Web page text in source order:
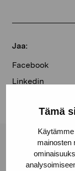
Tämä
mainosten
Jaa:
Facebook
Linkedin
Pro